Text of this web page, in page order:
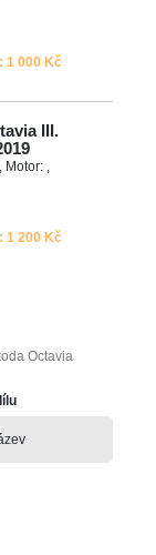
1 000 Kč
III.
Motor: ,
1 200 Kč
Octavia